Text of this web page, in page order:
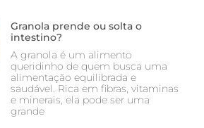
Granola prende ou solta o
intestino?
A granola é um alimento
queridinho de quem busca uma
alimentação equilibrada e
saudável. Rica em fibras, vitaminas
e minerais, ela pode ser uma
grande